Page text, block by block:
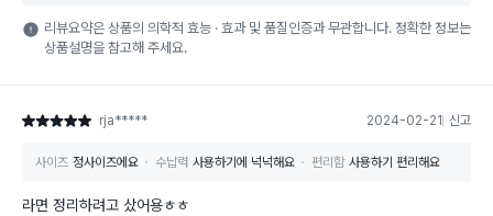
리뷰요약은 상품의 의학적 효능 · 효과 및 품질인증과 무관합니다. 정확한 정보는
상품설명을 참고해 주세요.
별점 5점 rja***** 2024-02-21 신고
사이즈 정사이즈에요 수납력 사용하기에 넉넉해요 편리함 사용하기 편리해요
라면 정리하려고 샀어용ㅎㅎ